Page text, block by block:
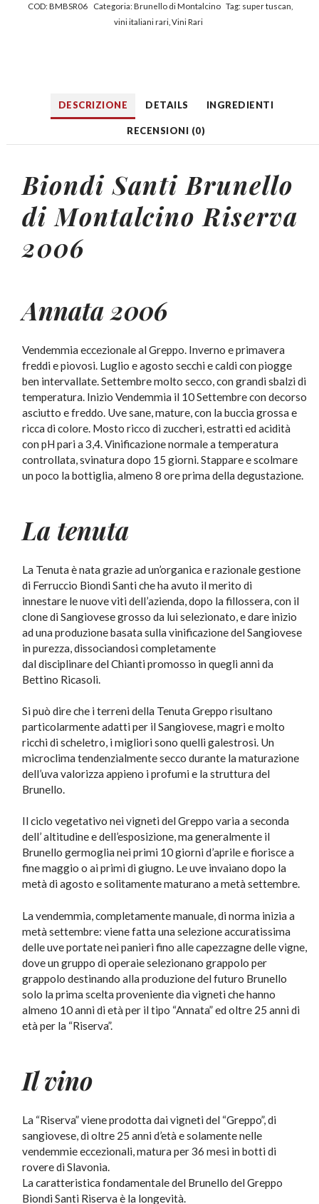
COD:BMBSR06 Categoria: Brunello di Montalcino Tag: super tuscan
vini italiani rari ,Vini Rari
DESCRIZIONE DETAILS INGREDIENTI
RECENSIONI (0)
Biondi Santi Brunello
di Montalcino Riserva
2006
Annata 2006
Vendemmia eccezionale al Greppo. Inverno e primavera
freddi e piovosi. Luglio e agosto secchi e caldi con piogge
ben intervallate. Settembre molto secco, con grandi sbalzi di
temperatura. Inizio Vendemmia il 10 Settembre con decorso
asciutto e freddo. Uve sane, mature, con la buccia grossa e
ricca di colore. Mosto ricco di zuccheri, estratti ed acidità
con pH pari a 3,4. Vinificazione normale a temperatura
controllata, svinatura dopo 15 giorni. Stappare e scolmare
un poco la bottiglia, almeno 8 ore prima della degustazione.
La tenuta
La Tenuta è nata grazie ad un’organica e razionale gestione
di Ferruccio Biondi Santi che ha avuto il merito di
innestare le nuove viti dell’azienda, dopo la fillossera, con il
clone di Sangiovese grosso da lui selezionato, e dare inizio
ad una produzione basata sulla vinificazione del Sangiovese
in purezza, dissociandosi completamente
dal disciplinare del Chianti promosso in quegli anni da
Bettino Ricasoli.
Si può dire che i terreni della Tenuta Greppo risultano
particolarmente adatti per il Sangiovese, magri e molto
ricchi di scheletro, i migliori sono quelli galestrosi. Un
microclima tendenzialmente secco durante la maturazione
dell’uva valorizza appieno i profumi e la struttura del
Brunello.
Il ciclo vegetativo nei vigneti del Greppo varia a seconda
dell’ altitudine e dell’esposizione, ma generalmente il
Brunello germoglia nei primi 10 giorni d’aprile e fiorisce a
fine maggio o ai primi di giugno. Le uve invaiano dopo la
metà di agosto e solitamente maturano a metà settembre.
La vendemmia, completamente manuale, di norma inizia a
metà settembre: viene fatta una selezione accuratissima
delle uve portate nei panieri fino alle capezzagne delle vigne,
dove un gruppo di operaie selezionano grappolo per
grappolo destinando alla produzione del futuro Brunello
solo la prima scelta proveniente dia vigneti che hanno
almeno 10 anni di età per il tipo “Annata” ed oltre 25 anni di
età per la “Riserva”.
Il vino
La “Riserva” viene prodotta dai vigneti del “Greppo”, di
sangiovese, di oltre 25 anni d’età e solamente nelle
vendemmie eccezionali, matura per 36 mesi in botti di
rovere di Slavonia.
La caratteristica fondamentale del Brunello del Greppo
Biondi Santi Riserva è la longevità.